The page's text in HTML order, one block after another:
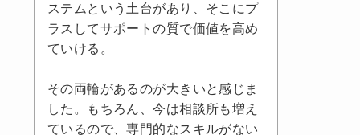
ステムという土台があり、そこにプ
ラスしてサポートの質で価値を高め
ていける。
その両輪があるのが大きいと感じま
した。もちろん、今は相談所も増え
ているので、専門的なスキルがない